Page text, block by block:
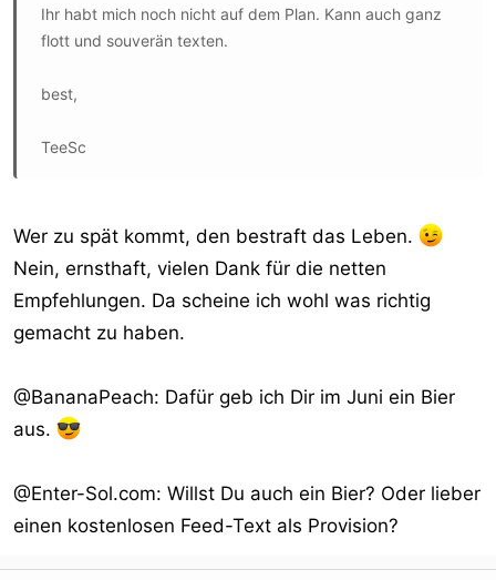
Ihr habt mich noch nicht auf dem Plan. Kann auch ganz
flott und souverän texten.
best,
TeeSc
Wer zu spät kommt, den bestraft das Leben.
Nein, ernsthaft, vielen Dank für die netten
Empfehlungen. Da scheine ich wohl was richtig
gemacht zu haben.
@BananaPeach: Dafür geb ich Dir im Juni ein Bier
aus.
@Enter-Sol.com: Willst Du auch ein Bier? Oder lieber
einen kostenlosen Feed-Text als Provision?